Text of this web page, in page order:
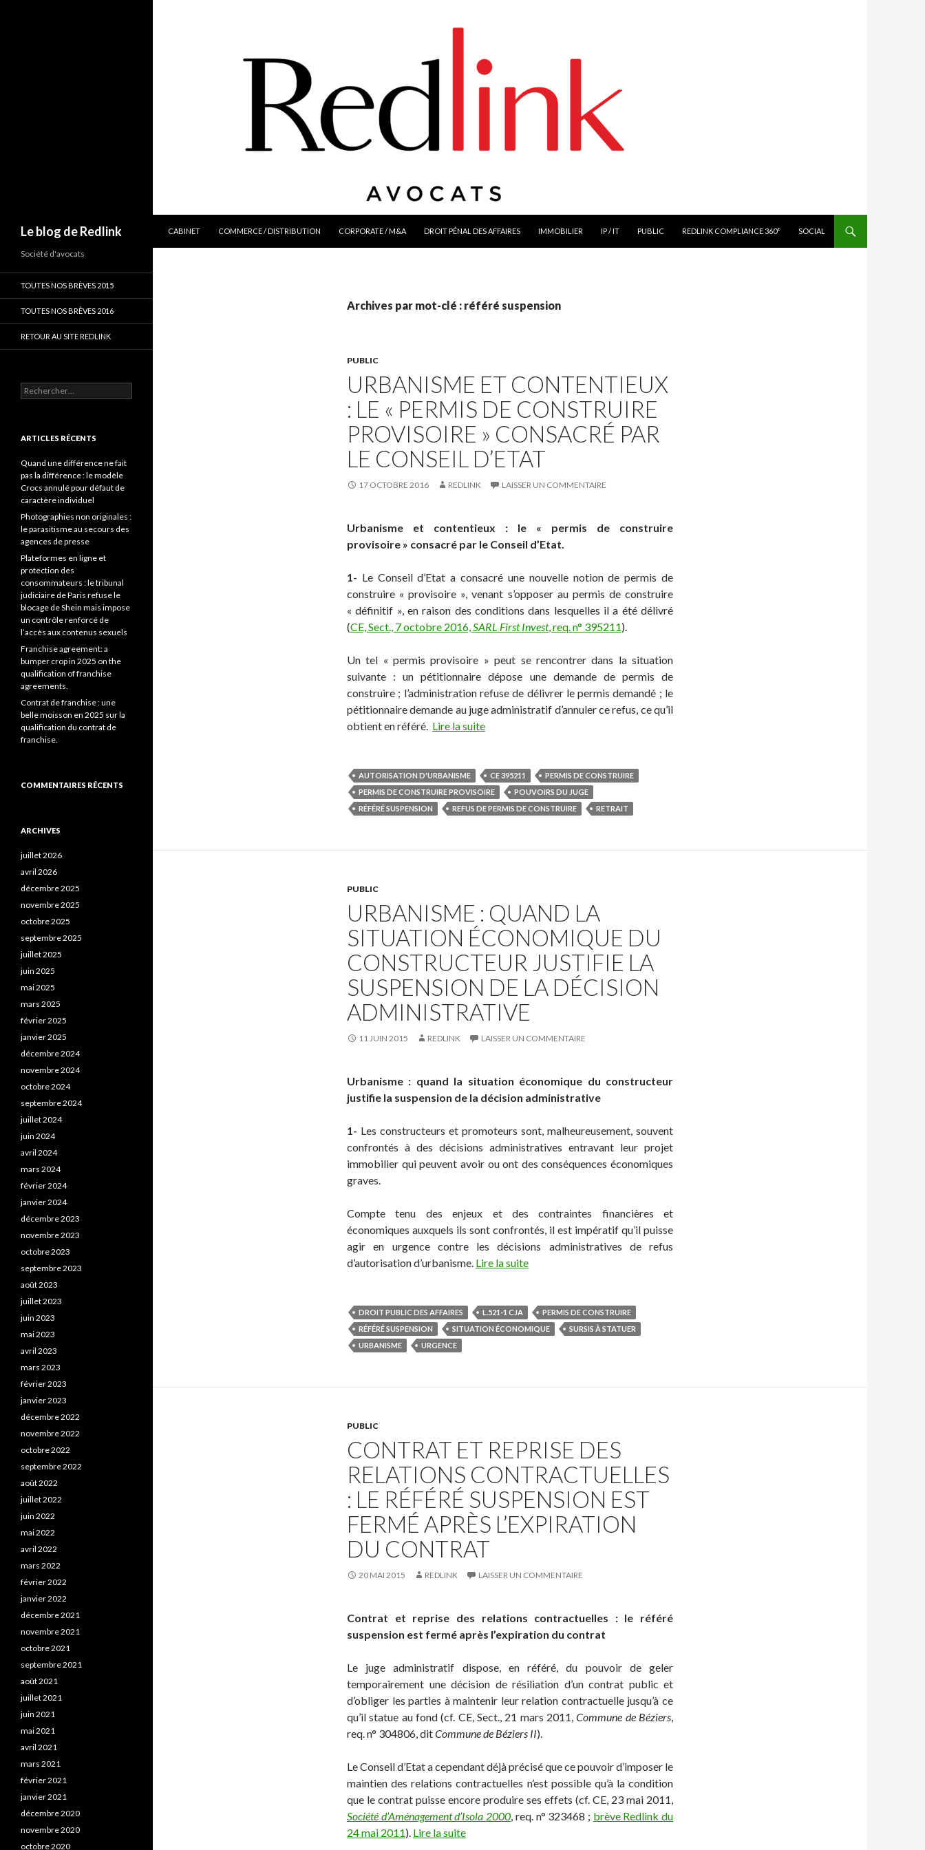
Le blog de Redlink
CABINET
COMMERCE / DISTRIBUTION CORPORATE / M&A DROIT PÉNAL DES AFFAIRES IMMOBILIER IP / IT PUBLIC REDLINK COMPLIANCE 360° SOCIAL
Archives par mot-clé : référé suspension
PUBLIC
URBANISME ET CONTENTIEUX
: LE « PERMIS DE CONSTRUIRE
PROVISOIRE » CONSACRÉ PAR
LE CONSEIL D’ETAT
17 OCTOBRE 2016 REDLINK LAISSER UN COMMENTAIRE
Urbanisme et contentieux : le « permis de construire
provisoire » consacré par le Conseil d’Etat.
1- Le Conseil d’Etat a consacré une nouvelle notion de permis de
construire « provisoire », venant s’opposer au permis de construire
« définitif », en raison des conditions dans lesquelles il a été délivré
(CE, Sect., 7 octobre 2016,SARL First Invest, req. n° 395211).
Un tel « permis provisoire » peut se rencontrer dans la situation
suivante : un pétitionnaire dépose une demande de permis de
construire ; l’administration refuse de délivrer le permis demandé ; le
pétitionnaire demande au juge administratif d’annuler ce refus, ce qu’il
obtient en référé. Lire la suite
AUTORISATION D'URBANISME CE 395211
PERMIS DE CONSTRUIRE
PERMIS DE CONSTRUIRE PROVISOIRE
POUVOIRS DU JUGE
RÉFÉRÉ SUSPENSION
REFUS DE PERMIS DE CONSTRUIRE RETRAIT
PUBLIC
URBANISME : QUAND LA
SITUATION ÉCONOMIQUE DU
CONSTRUCTEUR JUSTIFIE LA
SUSPENSION DE LA DÉCISION
ADMINISTRATIVE
11 JUIN 2015 REDLINK LAISSER UN COMMENTAIRE
Urbanisme : quand la situation économique du constructeur
justifie la suspension de la décision administrative
1- Les constructeurs et promoteurs sont, malheureusement, souvent
confrontés à des décisions administratives entravant leur projet
immobilier qui peuvent avoir ou ont des conséquences économiques
graves.
Compte tenu des enjeux et des contraintes financières et
économiques auxquels ils sont confrontés, il est impératif qu’il puisse
agir en urgence contre les décisions administratives de refus
d’autorisation d’urbanisme. Lire la suite
DROIT PUBLIC DES AFFAIRES L.521-1 CJA
PERMIS DE CONSTRUIRE
RÉFÉRÉ SUSPENSION
SITUATION ÉCONOMIQUE
SURSIS À STATUER
URBANISME
URGENCE
PUBLIC
CONTRAT ET REPRISE DES
RELATIONS CONTRACTUELLES
: LE RÉFÉRÉ SUSPENSION EST
FERMÉ APRÈS L’EXPIRATION
DU CONTRAT
20 MAI 2015 REDLINK LAISSER UN COMMENTAIRE
Contrat et reprise des relations contractuelles : le référé
suspension est fermé après l’expiration du contrat
Le juge administratif dispose, en référé, du pouvoir de geler
temporairement une décision de résiliation d’un contrat public et
d’obliger les parties à maintenir leur relation contractuelle jusqu’à ce
qu’il statue au fond (cf. CE, Sect., 21 mars 2011,Commune de Béziers,
req. n° 304806, ditCommune de Béziers II).
Le Conseil d’Etat a cependant déjà précisé que ce pouvoir d’imposer le
maintien des relations contractuelles n’est possible qu’à la condition
que le contrat puisse encore produire ses effets (cf. CE, 23 mai 2011,
Société d’Aménagement d’Isola 2000, req. n° 323468 ; brève Redlink du
24 mai 2011). Lire la suite
Société d'avocats
TOUTES NOS BRÈVES 2015
TOUTES NOS BRÈVES 2016
RETOUR AU SITE REDLINK
Rechercher :
ARTICLES RÉCENTS
Quand une différence ne fait
pas la différence : le modèle
Crocs annulé pour défaut de
caractère individuel
Photographies non originales :
le parasitisme au secours des
agences de presse
Plateformes en ligne et
protection des
consommateurs : le tribunal
judiciaire de Paris refuse le
blocage de Shein mais impose
un contrôle renforcé de
l’accès aux contenus sexuels
Franchise agreement: a
bumper crop in 2025 on the
qualification of franchise
agreements.
Contrat de franchise : une
belle moisson en 2025 sur la
qualification du contrat de
franchise.
COMMENTAIRES RÉCENTS
ARCHIVES
juillet 2026
avril 2026
décembre 2025
novembre 2025
octobre 2025
septembre 2025
juillet 2025
juin 2025
mai 2025
mars 2025
février 2025
janvier 2025
décembre 2024
novembre 2024
octobre 2024
septembre 2024
juillet 2024
juin 2024
avril 2024
mars 2024
février 2024
janvier 2024
décembre 2023
novembre 2023
octobre 2023
septembre 2023
août 2023
juillet 2023
juin 2023
mai 2023
avril 2023
mars 2023
février 2023
janvier 2023
décembre 2022
novembre 2022
octobre 2022
septembre 2022
août 2022
juillet 2022
juin 2022
mai 2022
avril 2022
mars 2022
février 2022
janvier 2022
décembre 2021
novembre 2021
octobre 2021
septembre 2021
août 2021
juillet 2021
juin 2021
mai 2021
avril 2021
mars 2021
février 2021
janvier 2021
décembre 2020
novembre 2020
octobre 2020